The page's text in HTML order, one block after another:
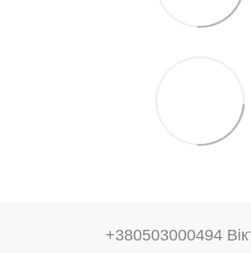
+380503000494